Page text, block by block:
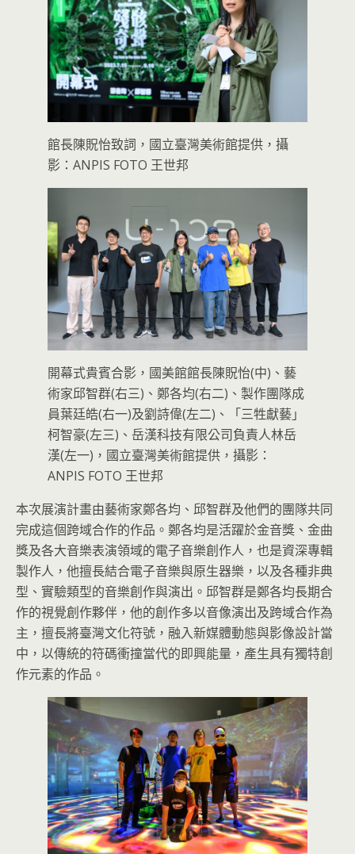
館長陳貺怡致詞，國立臺灣美術館提供，攝
影：ANPIS FOTO 王世邦
開幕式貴賓合影，國美館館長陳貺怡(中)、藝
術家邱智群(右三)、鄭各均(右二)、製作團隊成
員葉廷皓(右一)及劉詩偉(左二)、「三牲獻藝」
柯智豪(左三)、岳漢科技有限公司負責人林岳
漢(左一)，國立臺灣美術館提供，攝影：
ANPIS FOTO 王世邦
本次展演計畫由藝術家鄭各均、邱智群及他們的團隊共同
完成這個跨域合作的作品。鄭各均是活躍於金音獎、金曲
獎及各大音樂表演領域的電子音樂創作人，也是資深專輯
製作人，他擅長結合電子音樂與原生器樂，以及各種非典
型、實驗類型的音樂創作與演出。邱智群是鄭各均長期合
作的視覺創作夥伴，他的創作多以音像演出及跨域合作為
主，擅長將臺灣文化符號，融入新媒體動態與影像設計當
中，以傳統的符碼衝撞當代的即興能量，產生具有獨特創
作元素的作品。